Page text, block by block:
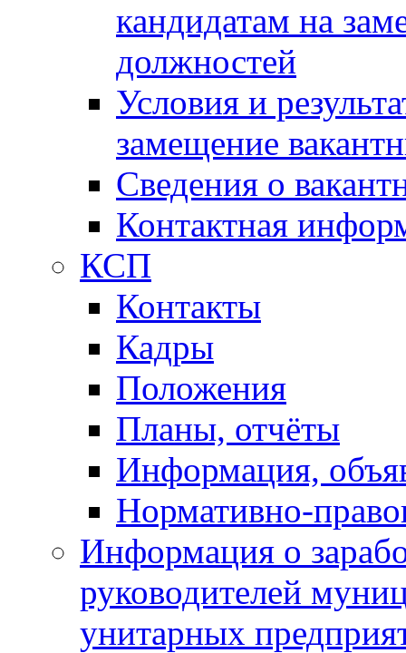
кандидатам на
должностей
Условия и
замещение
Сведения о
Контактная
КСП
Контакты
Кадры
Положения
Планы, отчёты
Информация,
Нормативно-
Информация о
руководителей
унитарных